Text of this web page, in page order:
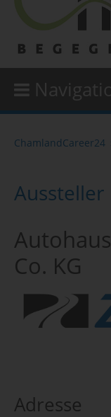
ChamlandCareer24
Aussteller
Co. KG
Adresse